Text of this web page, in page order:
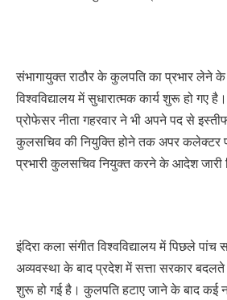
संभागायुक्त राठौर के कुलपति का प्रभार लेने
विश्वविद्यालय में सुधारात्मक कार्य शुरू हो गए
प्रोफेसर नीता गहरवार ने भी अपने पद से
कुलसचिव की नियुक्ति होने तक अपर कलेक्टर
प्रभारी कुलसचिव नियुक्त करने के आदेश जारी
इंदिरा कला संगीत विश्वविद्यालय में पिछले पांच
अव्यवस्था के बाद प्रदेश में सत्ता सरकार बदलते
शुरू हो गई है। कुलपति हटाए जाने के बाद कई